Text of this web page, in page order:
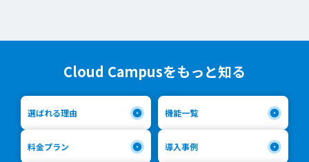
チベーション（衛生要因）には、「金銭報酬」「福利厚生」「職
ています。すなわち「整備されていない場合は社員が不満を感じ
る」ものの「品質を高めていっても、満足につながるわけでな
い」要素なのです。 例えば、外的モチベーションが満たされて
いたとしても、内的モチベーションが満たされていない社員は、
他に魅力がある企業へ転職するリスクがあるでしょう。 しかし
まり遂行していない」と回答しています。 また、労働政策研
（2014年）では、若手層の人材育成上の課題として「業務が多
忙で、育成の時間的余裕がない」「上長等の育成能力や指導意識
が不足している」といった回答が多くなっています。 これらの
調査結果から考えると、「若手が育たない」と嘆く裏には、「育
てられない職場環境」が隠れているということがわかります。 O
JTやoff-JTという研修方法を考えるだけでなく、実際に新入社員
が配属される現場の指導体制はどうなっているか、指導係は誰な
えていきたいと思います。 事例紹介 まずは、国内と海外での企
業に関わる「炎上」事例をご紹介します。 いずれも企業の公式
ライベートでの行動が、会社にも悪影響を与えてしまった事例で
す。 国内での「炎上」事例 ・空港 ショップ店員 芸能人が来店
した際に、クレジットカード伝票や購入時のサインを店員が撮影
し、Twitterに掲載。他のTwitterユーザーからの指摘ですぐに削
除したものの、騒ぎは収まらず新聞などでも取り上げられる事態
Cloud Campusをもっと知る
選ばれる理由 機能一覧
料金プラン 導入事例